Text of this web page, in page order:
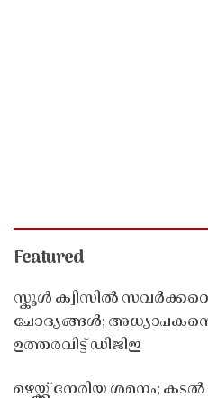
Featured
സ്കൂൾ ക്വിസിൽ
ചോദ്യങ്ങൾ;
ഉത്തരവിട്ട് ഡിജിഇ
മഴയ്ക്ക് നേരിയ ശമനം;